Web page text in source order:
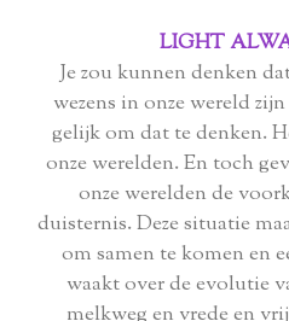
LIGHT
Je zou kunnen denken
wezens in onze wereld
gelijk om dat te denken.
onze werelden. En toch
onze werelden de
duisternis. Deze situatie
om samen te komen en
waakt over de evolutie